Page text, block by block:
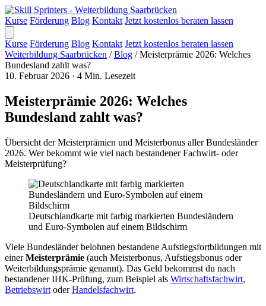
Kurse Förderung Blog Kontakt Jetzt kostenlos beraten lassen
Kurse Förderung Blog Kontakt Jetzt kostenlos beraten lassen
Weiterbildung Saarbrücken / Blog / Meisterprämie 2026: Welches
Bundesland zahlt was?
10. Februar 2026 · 4 Min. Lesezeit
Meisterprämie 2026: Welches
Bundesland zahlt was?
Übersicht der Meisterprämien und Meisterbonus aller Bundesländer
2026. Wer bekommt wie viel nach bestandener Fachwirt- oder
Meisterprüfung?
Deutschlandkarte mit farbig markierten Bundesländern
und Euro-Symbolen auf einem Bildschirm
Viele Bundesländer belohnen bestandene Aufstiegsfortbildungen mit
einerMeisterprämie (auch Meisterbonus, Aufstiegsbonus oder
Weiterbildungsprämie genannt). Das Geld bekommst du nach
bestandener IHK-Prüfung, zum Beispiel als Wirtschaftsfachwirt,
Betriebswirt oderHandelsfachwirt.